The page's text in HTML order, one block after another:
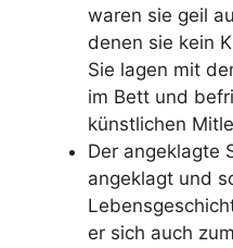
waren sie geil
denen sie kein
Sie lagen mit
im Bett und
künstlichen
Der angeklagte
angeklagt und
er sich auch